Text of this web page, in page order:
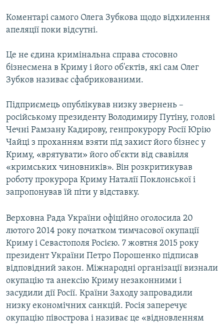
Коментарі самого Олега Зубкова щодо відхилення
апеляції поки відсутні.
Це не єдина кримінальна справа стосовно
бізнесмена в Криму і його об'єктів, які сам Олег
Зубков називає сфабрикованими.
Підприємець опублікував низку звернень –
російському президенту Володимиру Путіну, голові
Чечні Рамзану Кадирову, генпрокурору Росії Юрію
Чайці з проханням взяти під захист його бізнес у
Криму, «врятувати» його об'єкти від свавілля
«кримських чиновників». Він розкритикував
роботу прокурора Криму Наталії Поклонської і
запропонував їй піти у відставку.
Верховна Рада України офіційно оголосила 20
лютого 2014 року початком тимчасової окупації
Криму і Севастополя Росією. 7 жовтня 2015 року
президент України Петро Порошенко підписав
відповідний закон. Міжнародні організації визнали
окупацію та анексію Криму незаконними і
засудили дії Росії. Країни Заходу запровадили
низку економічних санкцій. Росія заперечує
окупацію півострова і називає це «відновленням